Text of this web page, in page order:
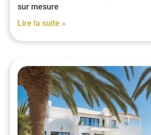
sur mesure
Lire la suite »